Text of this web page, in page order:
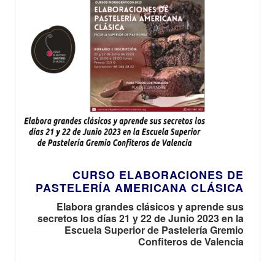
CURSO ELABORACIONES DE
PASTELERÍA AMERICANA CLÁSICA
Elabora grandes clásicos y aprende sus
secretos los días 21 y 22 de Junio 2023 en la
Escuela Superior de Pastelería Gremio
Confiteros de Valencia